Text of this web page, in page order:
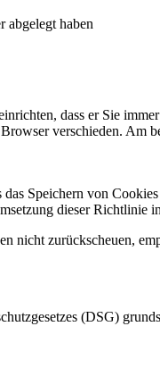
abgelegt haben
dass er Sie
verschieden.
Speichern von
dieser Richtlinie
nicht zurückscheuen,
(DSG)